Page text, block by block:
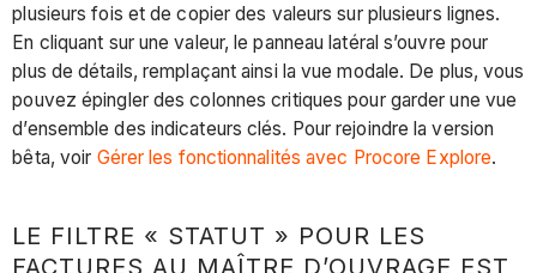
plusieurs fois et de copier des valeurs sur plusieurs lignes.
En cliquant sur une valeur, le panneau latéral s’ouvre pour
plus de détails, remplaçant ainsi la vue modale. De plus, vous
pouvez épingler des colonnes critiques pour garder une vue
d’ensemble des indicateurs clés. Pour rejoindre la version
bêta, voir Gérer les fonctionnalités avec Procore Explore.
LE FILTRE « STATUT » POUR LES
FACTURES AU MAÎTRE D’OUVRAGE EST